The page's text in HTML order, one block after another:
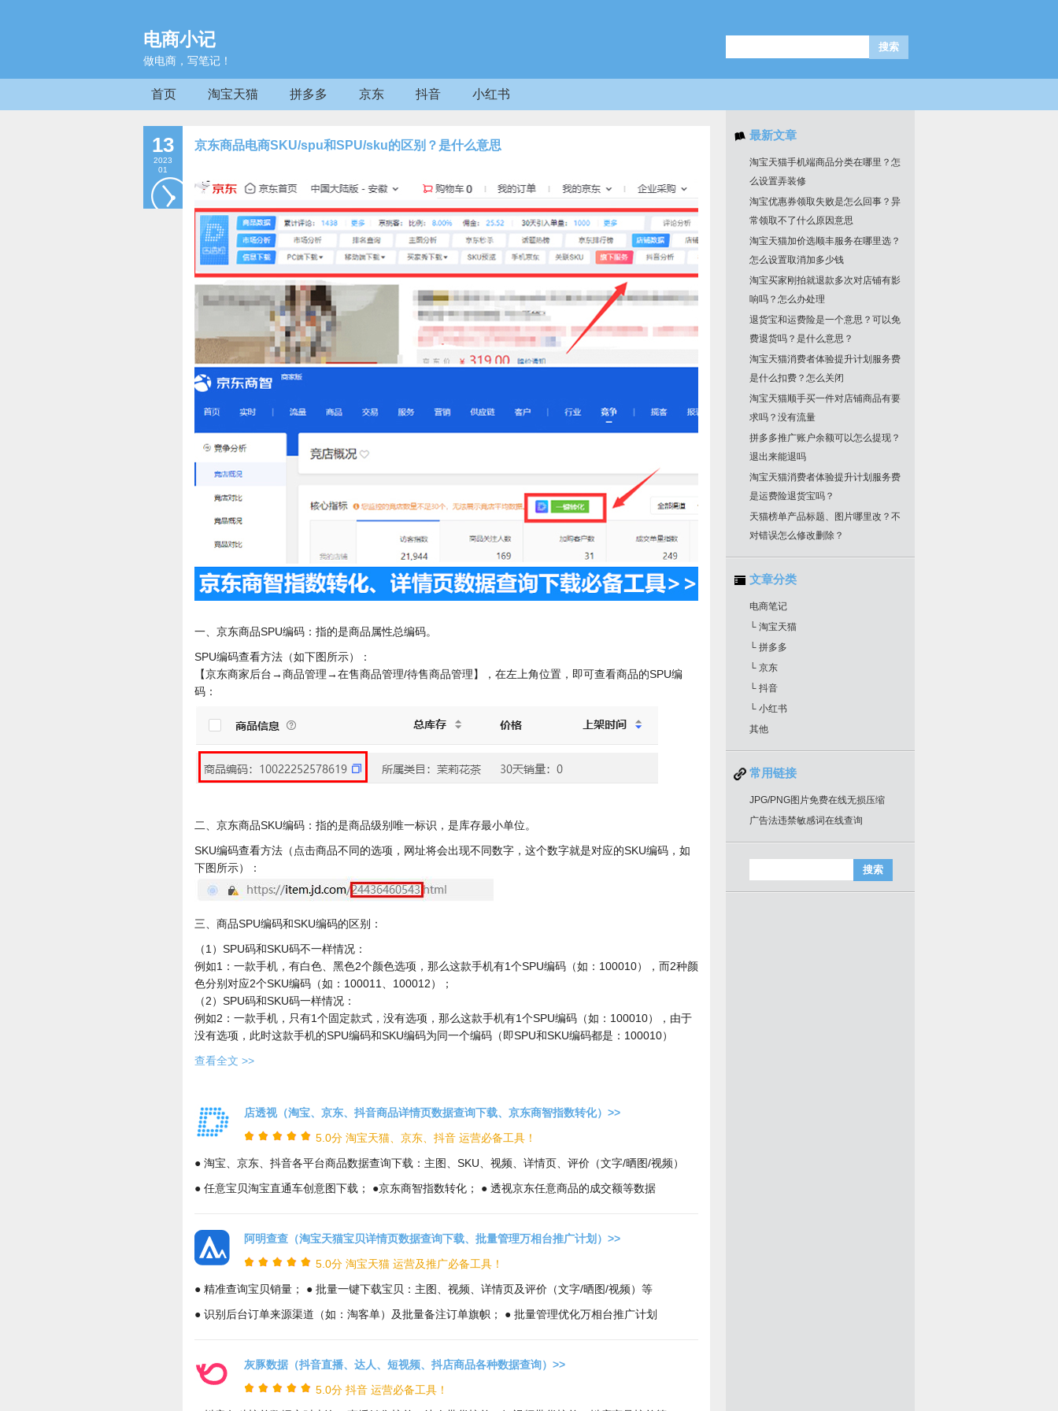
电商小记
做电商，写笔记！
首页 淘宝天猫 拼多多 京东 抖音 小红书
13
2023
01
京东商品电商SKU/spu和SPU/sku的区别？是什么意思
一、京东商品SPU编码：指的是商品属性总编码。
SPU编码查看方法（如下图所示）：
【京东商家后台→商品管理→在售商品管理/待售商品管理】，在左上角位置，即可查看商品的SPU编
码：
二、京东商品SKU编码：指的是商品级别唯一标识，是库存最小单位。
SKU编码查看方法（点击商品不同的选项，网址将会出现不同数字，这个数字就是对应的SKU编码，如
下图所示）：
三、商品SPU编码和SKU编码的区别：
（1）SPU码和SKU码不一样情况：
例如1：一款手机，有白色、黑色2个颜色选项，那么这款手机有1个SPU编码（如：100010），而2种颜
色分别对应2个SKU编码（如：100011、100012）；
（2）SPU码和SKU码一样情况：
例如2：一款手机，只有1个固定款式，没有选项，那么这款手机有1个SPU编码（如：100010），由于
没有选项，此时这款手机的SPU编码和SKU编码为同一个编码（即SPU和SKU编码都是：100010）
查看全文 >>
店透视（淘宝、京东、抖音商品详情页数据查询下载、京东商智指数转化）>>
5.0分 淘宝天猫、京东、抖音 运营必备工具！
● 淘宝、京东、抖音各平台商品数据查询下载：主图、SKU、视频、详情页、评价（文字/晒图/视频）
● 任意宝贝淘宝直通车创意图下载； ●京东商智指数转化； ● 透视京东任意商品的成交额等数据
阿明查查（淘宝天猫宝贝详情页数据查询下载、批量管理万相台推广计划）>>
5.0分 淘宝天猫 运营及推广必备工具！
● 精准查询宝贝销量； ● 批量一键下载宝贝：主图、视频、详情页及评价（文字/晒图/视频）等
● 识别后台订单来源渠道（如：淘客单）及批量备注订单旗帜； ● 批量管理优化万相台推广计划
灰豚数据（抖音直播、达人、短视频、抖店商品各种数据查询）>>
5.0分 抖音 运营必备工具！
最新文章
淘宝天猫手机端商品分类在哪里？怎
么设置弄装修
淘宝优惠券领取失败是怎么回事？异
常领取不了什么原因意思
淘宝天猫加价选顺丰服务在哪里选？
怎么设置取消加多少钱
淘宝买家刚拍就退款多次对店铺有影
响吗？怎么办处理
退货宝和运费险是一个意思？可以免
费退货吗？是什么意思？
淘宝天猫消费者体验提升计划服务费
是什么扣费？怎么关闭
淘宝天猫顺手买一件对店铺商品有要
求吗？没有流量
拼多多推广账户余额可以怎么提现？
退出来能退吗
淘宝天猫消费者体验提升计划服务费
是运费险退货宝吗？
天猫榜单产品标题、图片哪里改？不
对错误怎么修改删除？
文章分类
电商笔记
└ 淘宝天猫
└ 拼多多
└ 京东
└ 抖音
└ 小红书
其他
常用链接
JPG/PNG图片免费在线无损压缩
广告法违禁敏感词在线查询